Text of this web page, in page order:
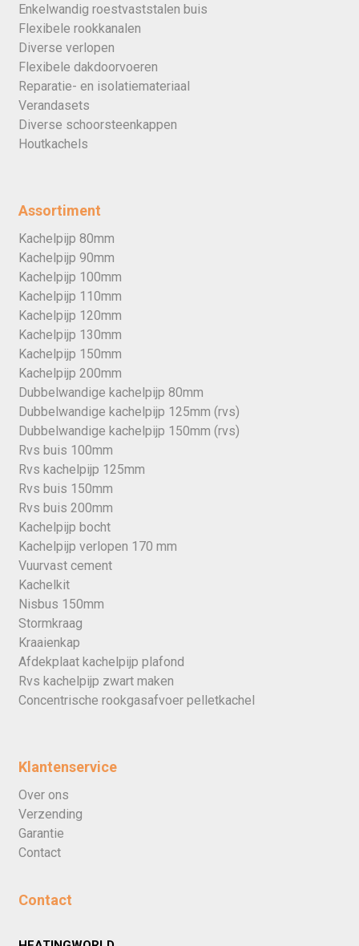
Enkelwandig roestvaststalen buis
Flexibele rookkanalen
Diverse verlopen
Flexibele dakdoorvoeren
Reparatie- en isolatiemateriaal
Verandasets
Diverse schoorsteenkappen
Houtkachels
Assortiment
Kachelpijp 80mm
Kachelpijp 90mm
Kachelpijp 100mm
Kachelpijp 110mm
Kachelpijp 120mm
Kachelpijp 130mm
Kachelpijp 150mm
Kachelpijp 200mm
Dubbelwandige kachelpijp 80mm
Dubbelwandige kachelpijp 125mm (rvs)
Dubbelwandige kachelpijp 150mm (rvs)
Rvs buis 100mm
Rvs kachelpijp 125mm
Rvs buis 150mm
Rvs buis 200mm
Kachelpijp bocht
Kachelpijp verlopen 170 mm
Vuurvast cement
Kachelkit
Nisbus 150mm
Stormkraag
Kraaienkap
Afdekplaat kachelpijp plafond
Rvs kachelpijp zwart maken
Concentrische rookgasafvoer pelletkachel
Klantenservice
Over ons
Verzending
Garantie
Contact
Contact